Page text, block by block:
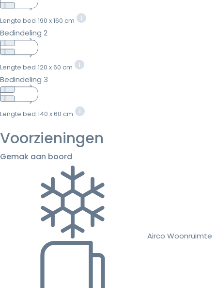
Lengte bed 190 x 160 cm
Bedindeling 2
Lengte bed 120 x 60 cm
Bedindeling 3
Lengte bed 140 x 60 cm
Voorzieningen
Gemak aan boord
Airco Woonruimte